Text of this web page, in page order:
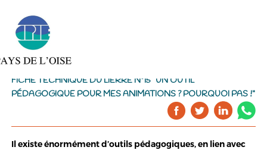
FICHE TECHNIQUE DU LIERRE N°15 "UN OUTIL
PÉDAGOGIQUE POUR MES ANIMATIONS ? POURQUOI PAS !"
Il existe énormément d’outils pédagogiques, en lien avec